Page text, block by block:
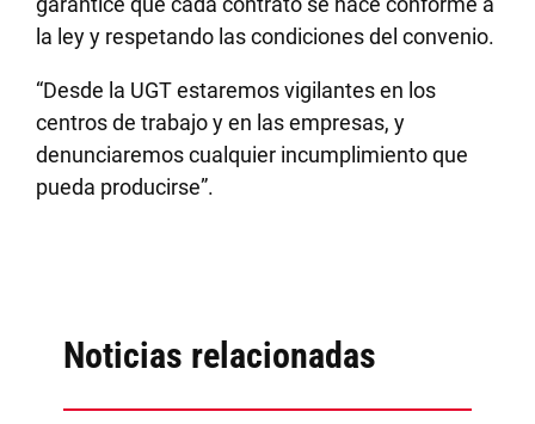
la ley y respetando las condiciones del convenio.
“Desde la UGT estaremos vigilantes en los
centros de trabajo y en las empresas, y
denunciaremos cualquier incumplimiento que
pueda producirse”.
Noticias relacionadas